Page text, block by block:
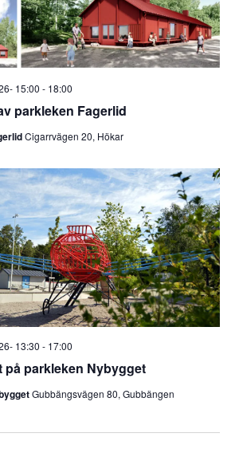
parkleken Fagerlid
15:00 - 18:00
Cigarrvägen 20, Hökar
på parkleken Nybygget
13:30 - 17:00
Gubbängsvägen 80, Gubbängen